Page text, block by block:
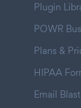
Plugin
POWR
Plans &
HIPAA
Email Blast